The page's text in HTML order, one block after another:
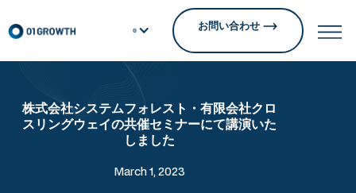
お問い合わせ
株式会社システムフォレスト・有限会社クロ
スリングウェイの共催セミナーにて講演いた
しました
March 1, 2023